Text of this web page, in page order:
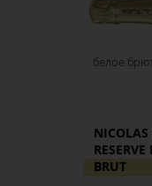
белое
NICOLAS
BRUT